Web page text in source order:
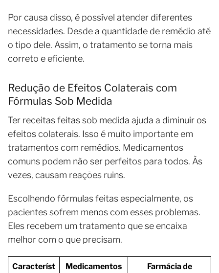
Por causa disso, é possível atender diferentes
necessidades. Desde a quantidade de remédio até
o tipo dele. Assim, o tratamento se torna mais
correto e eficiente.
Redução de Efeitos Colaterais com
Fórmulas Sob Medida
Ter receitas feitas sob medida ajuda a diminuir os
efeitos colaterais. Isso é muito importante em
tratamentos com remédios. Medicamentos
comuns podem não ser perfeitos para todos. Às
vezes, causam reações ruins.
Escolhendo fórmulas feitas especialmente, os
pacientes sofrem menos com esses problemas.
Eles recebem um tratamento que se encaixa
melhor com o que precisam.
Característ
Medicamentos
Farmácia de